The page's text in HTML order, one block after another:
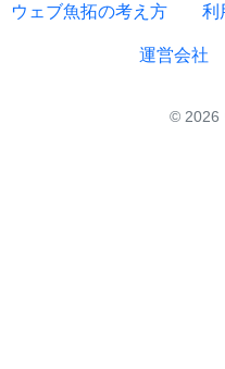
ウェブ魚拓の考え方 利
運営会社
© 2026